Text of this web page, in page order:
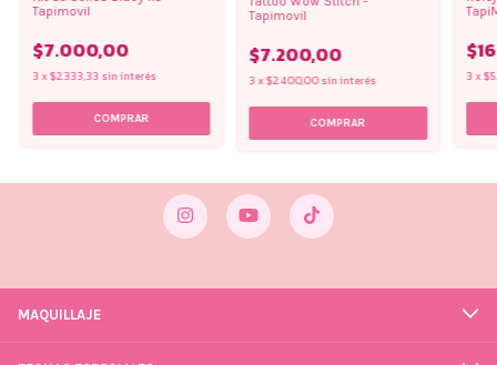
Tapimovil
$7.000,00
3x$2.333,33 sin interés
Tapimovil
$7.200,00
3x$2.400,00sin interés 3x
MAQUILLAJE